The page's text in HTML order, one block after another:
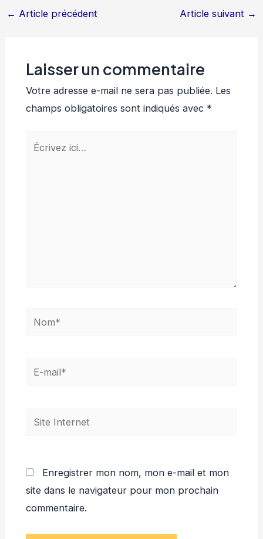
← Article précédent Article suivant →
Laisser un commentaire
Votre adresse e-mail ne sera pas publiée. Les
champs obligatoires sont indiqués avec *
Écrivez
Nom*
E-
Site
Enregistrer mon nom, mon e-mail et mon
site dans le navigateur pour mon prochain
commentaire.